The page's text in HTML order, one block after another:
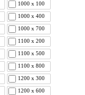
1000 x 100
1000 x 400
1000 x 700
1100 x 200
1100 x 500
1100 x 800
1200 x 300
1200 x 600